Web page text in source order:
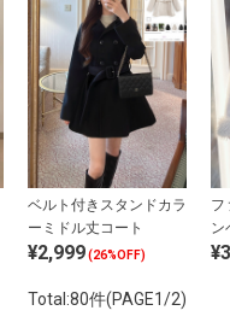
ベルト付きスタンドカラ
ーミドル丈コート
¥2,999(26%OFF)
フ
ン
ト
Total:80件(PAGE1/2)